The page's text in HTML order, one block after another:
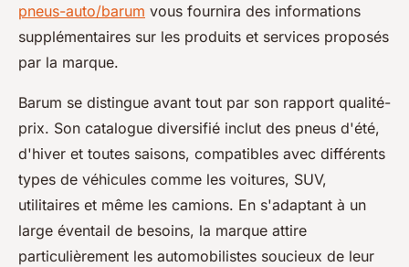
pneus-auto/barum vous fournira des informations
supplémentaires sur les produits et services proposés
par la marque.
Barum se distingue avant tout par son rapport qualité-
prix. Son catalogue diversifié inclut des pneus d'été,
d'hiver et toutes saisons, compatibles avec différents
types de véhicules comme les voitures, SUV,
utilitaires et même les camions. En s'adaptant à un
large éventail de besoins, la marque attire
particulièrement les automobilistes soucieux de leur